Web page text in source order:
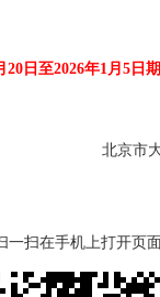
20日至2026年1月5日
北京市大
一扫在手机上打开页面